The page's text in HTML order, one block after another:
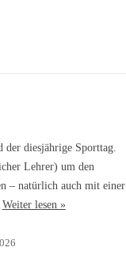
der diesjährige Sporttag.
Lehrer) um den
– natürlich auch mit einer
Weiter lesen »